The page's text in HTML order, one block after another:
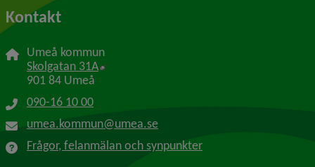
Kontakt
Umeå kommun
Skolgatan 31A Länk till annan webbplats, öppnas i nytt
901 84 Umeå
090-16 10 00
umea.kommun@umea.se
Frågor, felanmälan och synpunkter